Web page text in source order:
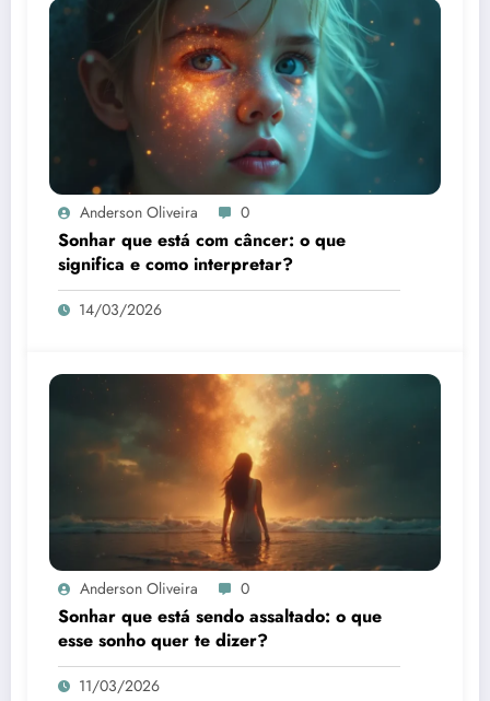
Anderson Oliveira 0
Sonhar que está com câncer: o que
significa e como interpretar?
14/03/2026
Anderson Oliveira 0
Sonhar que está sendo assaltado: o que
esse sonho quer te dizer?
11/03/2026